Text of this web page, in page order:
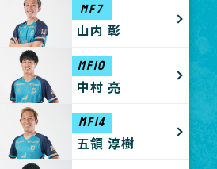
MF7
山内 彰
MF10
中村 亮
MF14
五領 淳樹